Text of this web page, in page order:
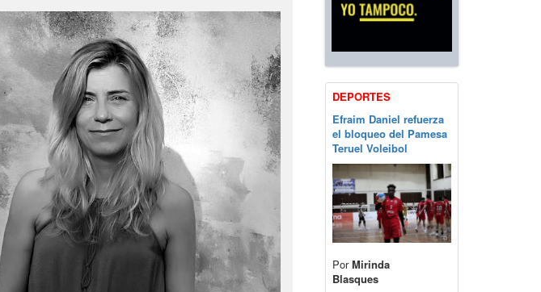
DEPORTES
Efraim Daniel refuerza
el bloqueo del Pamesa
Teruel Voleibol
PorMirinda
Blasques